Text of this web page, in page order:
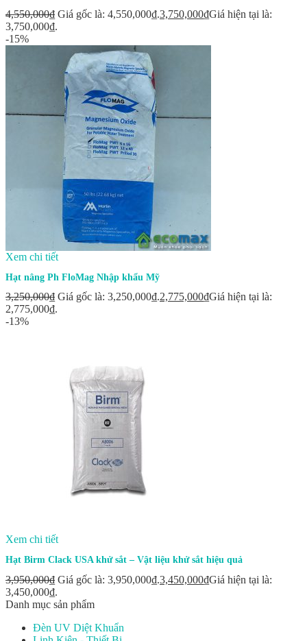
4,550,000₫ Giá gốc là: 4,550,000₫.3,750,000₫Giá hiện tại là:
3,750,000₫.
-15%
Xem chi tiết
Hạt nâng Ph FloMag Nhập khẩu Mỹ
3,250,000₫ Giá gốc là: 3,250,000₫.2,775,000₫Giá hiện tại là:
2,775,000₫.
-13%
Xem chi tiết
Hạt Birm Clack USA khử sắt – Vật liệu khử sắt hiệu quả
3,950,000₫ Giá gốc là: 3,950,000₫.3,450,000₫Giá hiện tại là:
3,450,000₫.
Danh mục sản phẩm
Đèn UV Diệt Khuẩn